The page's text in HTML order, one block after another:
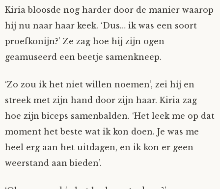
Kiria bloosde nog harder door de manier waarop
hij nu naar haar keek. ‘Dus… ik was een soort
proefkonijn?’ Ze zag hoe hij zijn ogen
geamuseerd een beetje samenkneep.
‘Zo zou ik het niet willen noemen’, zei hij en
streek met zijn hand door zijn haar. Kiria zag
hoe zijn biceps samenbalden. ‘Het leek me op dat
moment het beste wat ik kon doen. Je was me
heel erg aan het uitdagen, en ik kon er geen
weerstand aan bieden’.